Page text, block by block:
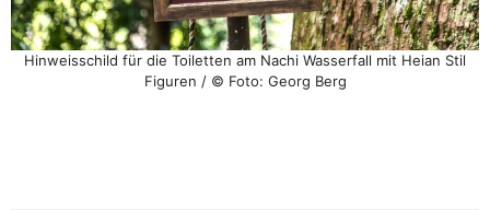
Hinweisschild für die Toiletten am Nachi Wasserfall mit Heian Stil
Figuren / © Foto: Georg Berg